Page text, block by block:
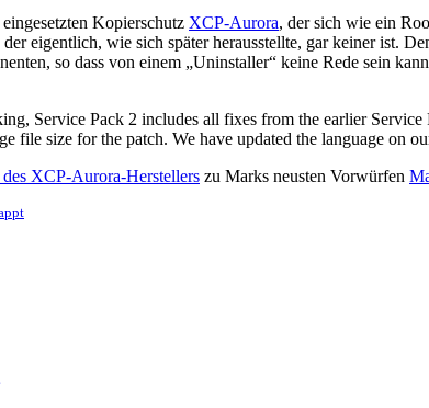
eingesetzten Kopierschutz XCP-Aurora, der sich wie ein
der eigentlich, wie sich später herausstellte, gar keiner ist.
so dass von einem „Uninstaller“ keine Rede sein
Service Pack 2 includes all fixes from the earlier
file size for the patch. We have updated the language on
XCP-Aurora-Herstellers zu Marks neusten Vorwürfen